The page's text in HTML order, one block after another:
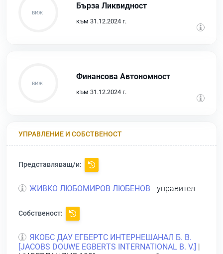
Бърза Ликвидност
към 31.12.2024 г.
Финансова Автономност
към 31.12.2024 г.
УПРАВЛЕНИЕ И СОБСТВЕНОСТ
Представляващ/и:
ЖИВКО ЛЮБОМИРОВ ЛЮБЕНОВ - управител
Собственост:
ЯКОБС ДАУ ЕГБЕРТС ИНТЕРНЕШАНАЛ Б. В.
[JАСОВS DОUWЕ ЕGВЕRТS INTERNATIONAL В. V.]